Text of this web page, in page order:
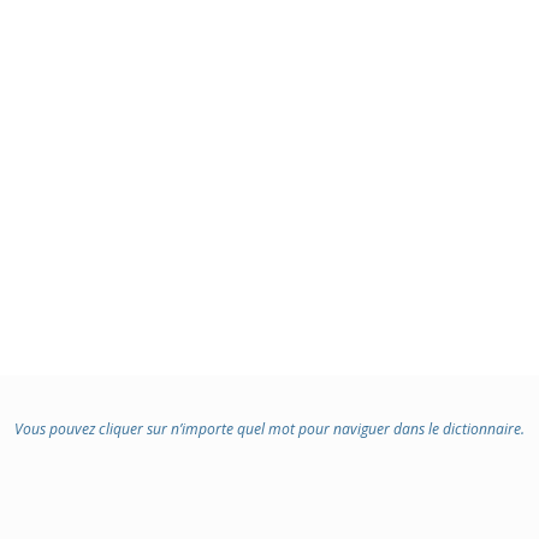
Vous pouvez cliquer sur n’importe quel mot pour naviguer dans le dictionnaire.